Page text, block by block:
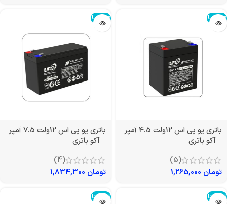
تمام شد!
باتری یو پی اس 12ولت 4.5 آمپر
– آکو باتری
(5)
تومان
تمام شد!
باتری یو پی اس 12ولت 7.5 آمپر
– آکو باتری
(4)
تومان
تمام شد! تمام شد!